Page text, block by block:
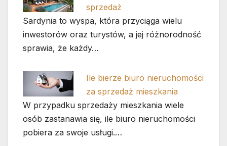
sprzedaż
Sardynia to wyspa, która przyciąga wielu
inwestorów oraz turystów, a jej różnorodność
sprawia, że każdy…
Ile bierze biuro nieruchomości
za sprzedaż mieszkania
W przypadku sprzedaży mieszkania wiele
osób zastanawia się, ile biuro nieruchomości
pobiera za swoje usługi.…